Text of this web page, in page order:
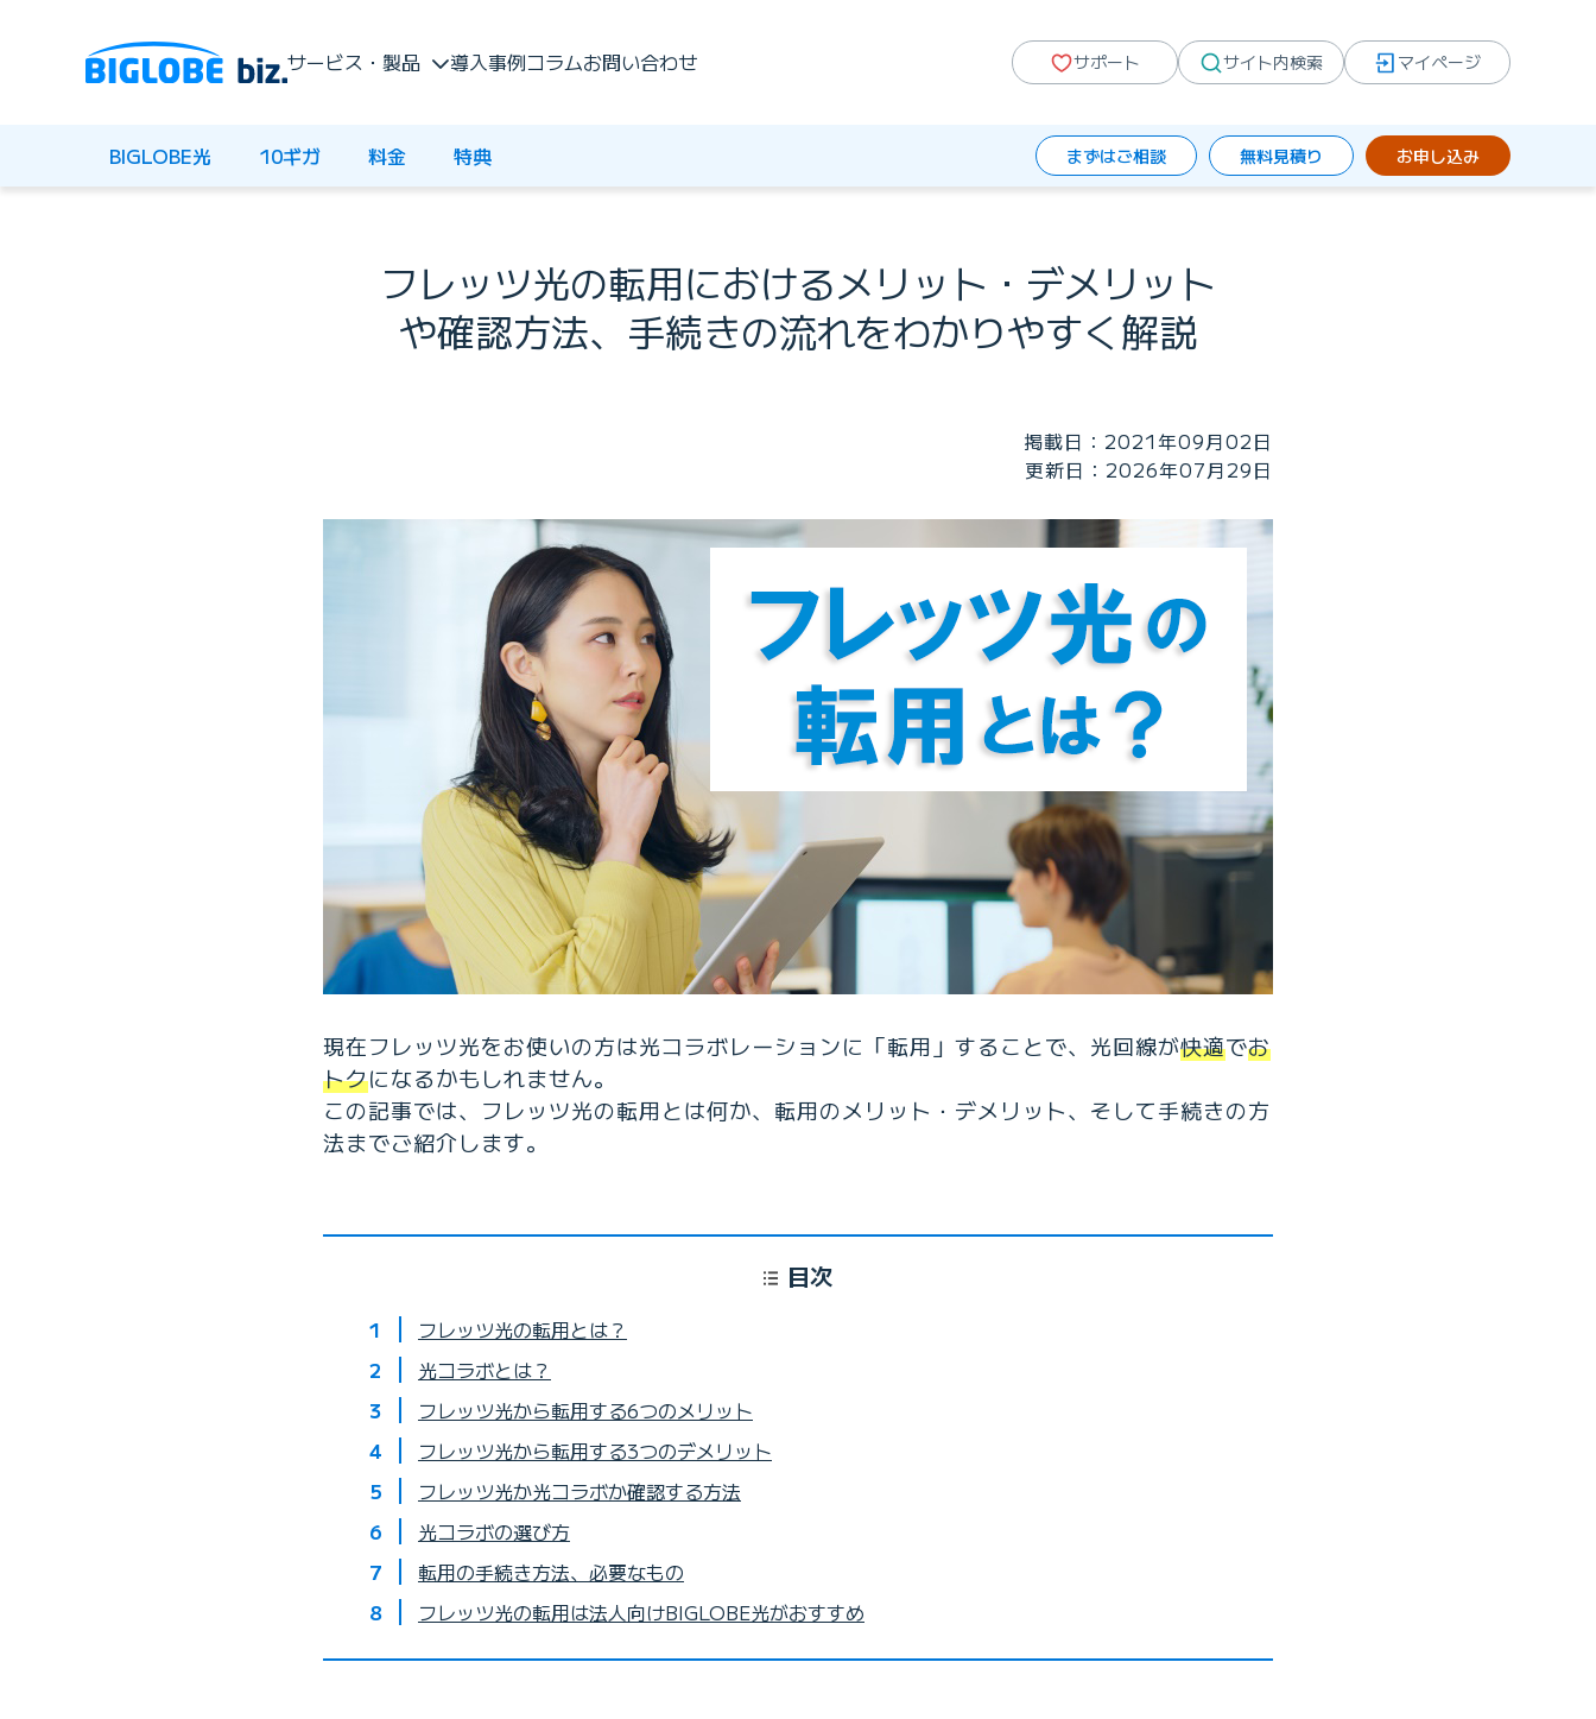
サービス・製品 導入事例コラムお問い合わせ サポート サイト内検索 マイページ
BIGLOBE光 10ギガ 料金 特典 まずはご相談 無料見積り お申し込み
フレッツ光の転用におけるメリット・デメリット
や確認方法、手続きの流れをわかりやすく解説
掲載日：2021年09月02日
更新日：2026年07月29日
現在フレッツ光をお使いの方は光コラボレーションに「転用」することで、光回線が快適でお
トクになるかもしれません。
この記事では、フレッツ光の転用とは何か、転用のメリット・デメリット、そして手続きの方
法までご紹介します。
目次
フレッツ光の転用とは？
光コラボとは？
フレッツ光から転用する6つのメリット
フレッツ光から転用する3つのデメリット
フレッツ光か光コラボか確認する方法
光コラボの選び方
転用の手続き方法、必要なもの
フレッツ光の転用は法人向けBIGLOBE光がおすすめ